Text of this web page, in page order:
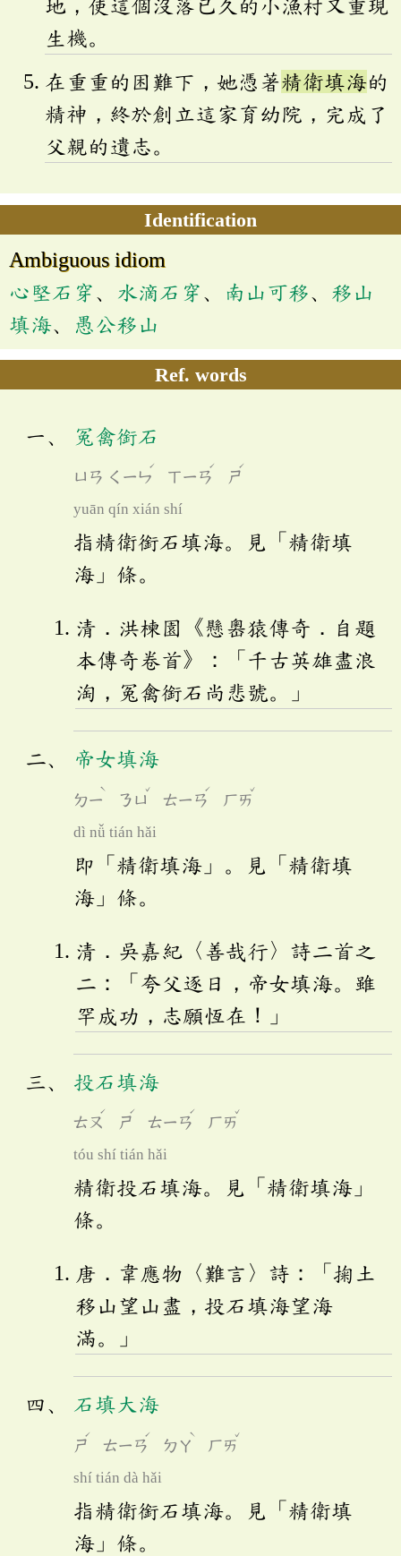
地，使這個沒落已久的小漁村又重現
生機。
在重重的困難下，她憑著精衛填海的
精神，終於創立這家育幼院，完成了
父親的遺志。
Identification
Ambiguous idiom
心堅石穿、 水滴石穿、 南山可移、 移山
填海、 愚公移山
Ref. words
冤禽銜石
ㄩㄢ ㄑㄧㄣ
ˊ
ㄒㄧㄢ
ˊ
ㄕ
ˊ
yuān qín xián shí
指精衛銜石填海。見「精衛填
海」條。
清．洪楝園《懸嶴猿傳奇．自題
本傳奇卷首》：「千古英雄盡浪
淘，冤禽銜石尚悲號。」
帝女填海
ㄉㄧ
ˋ
ㄋㄩ
ˇ
ㄊㄧㄢ
ˊ
ㄏㄞ
ˇ
dì nǚ tián hǎi
即「精衛填海」。見「精衛填
海」條。
清．吳嘉紀〈善哉行〉詩二首之
二：「夸父逐日，帝女填海。雖
罕成功，志願恆在！」
投石填海
ㄊㄡ
ˊ
ㄕ
ˊ
ㄊㄧㄢ
ˊ
ㄏㄞ
ˇ
tóu shí tián hǎi
精衛投石填海。見「精衛填海」
條。
唐．韋應物〈難言〉詩：「掬土
移山望山盡，投石填海望海
滿。」
石填大海
ㄕ
ˊ
ㄊㄧㄢ
ˊ
ㄉㄚ
ˋ
ㄏㄞ
ˇ
shí tián dà hǎi
指精衛銜石填海。見「精衛填
海」條。